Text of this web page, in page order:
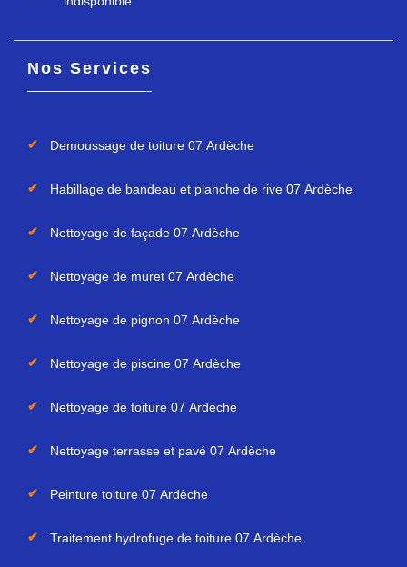
Nos Services
Demoussage de toiture 07 Ardèche
Habillage de bandeau et planche de rive 07 Ardèche
Nettoyage de façade 07 Ardèche
Nettoyage de muret 07 Ardèche
Nettoyage de pignon 07 Ardèche
Nettoyage de piscine 07 Ardèche
Nettoyage de toiture 07 Ardèche
Nettoyage terrasse et pavé 07 Ardèche
Peinture toiture 07 Ardèche
Traitement hydrofuge de toiture 07 Ardèche